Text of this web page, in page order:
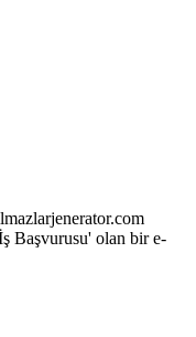
Başvurusu' olan bir e-